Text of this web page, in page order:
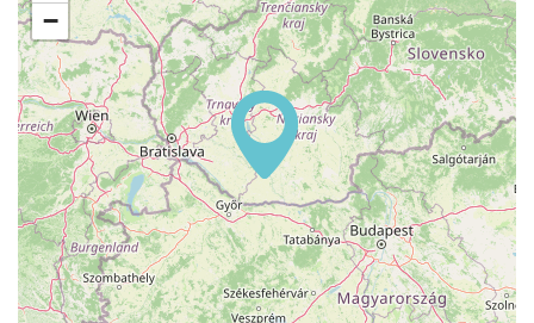
−